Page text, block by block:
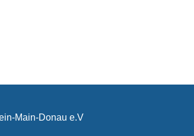
Main-Donau e.V